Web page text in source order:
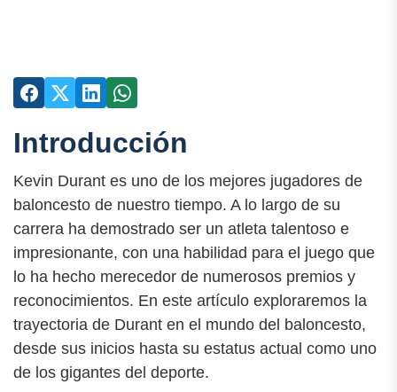
Introducción
Kevin Durant es uno de los mejores jugadores de
baloncesto de nuestro tiempo. A lo largo de su
carrera ha demostrado ser un atleta talentoso e
impresionante, con una habilidad para el juego que
lo ha hecho merecedor de numerosos premios y
reconocimientos. En este artículo exploraremos la
trayectoria de Durant en el mundo del baloncesto,
desde sus inicios hasta su estatus actual como uno
de los gigantes del deporte.